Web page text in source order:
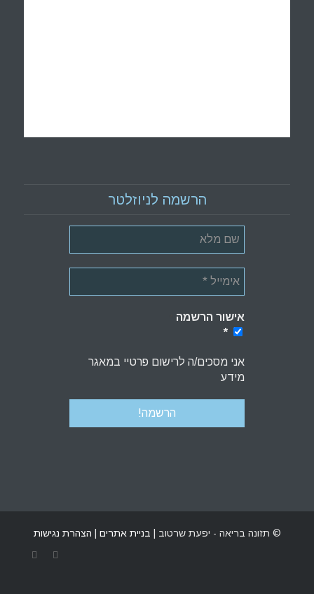
הרשמה לניוזלטר
אישור הרשמה
*
אני מסכים/ה לרישום פרטיי במאגר
מידע
© תזונה בריאה - יפעת שרטוב | בניית אתרים הצהרת נגישות